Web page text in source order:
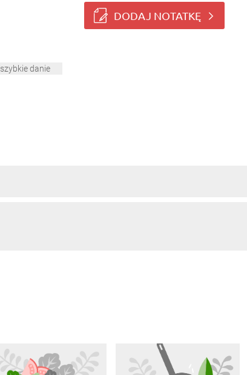
DODAJ NOTATKĘ
szybkie danie